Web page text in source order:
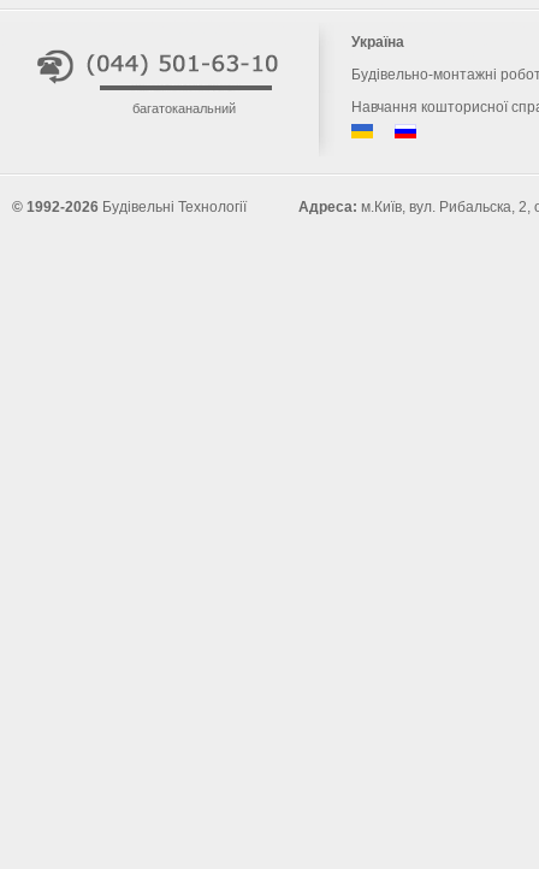
багатоканальний
Україна
Будівельно-монтажні
Навчання кошторисної
© 1992-2026 Будівельні Технології Адреса: м.Київ, вул. Рибальска, 2,